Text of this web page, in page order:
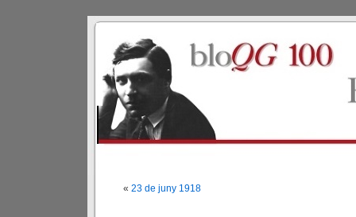
« 23 de juny 1918